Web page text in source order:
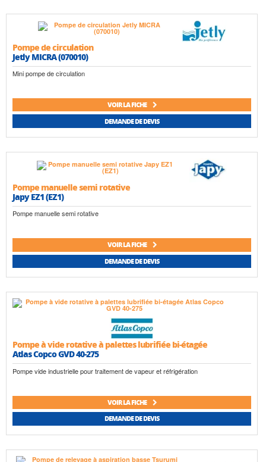
Pompe de circulation
Jetly MICRA (070010)
Mini pompe de circulation
VOIR LA FICHE
DEMANDE DE DEVIS
Pompe manuelle semi rotative
Japy EZ1 (EZ1)
Pompe manuelle semi rotative
VOIR LA FICHE
DEMANDE DE DEVIS
Pompe à vide rotative à palettes lubrifiée bi-étagée
Atlas Copco GVD 40-275
Pompe vide industrielle pour traitement de vapeur et réfrigération
VOIR LA FICHE
DEMANDE DE DEVIS